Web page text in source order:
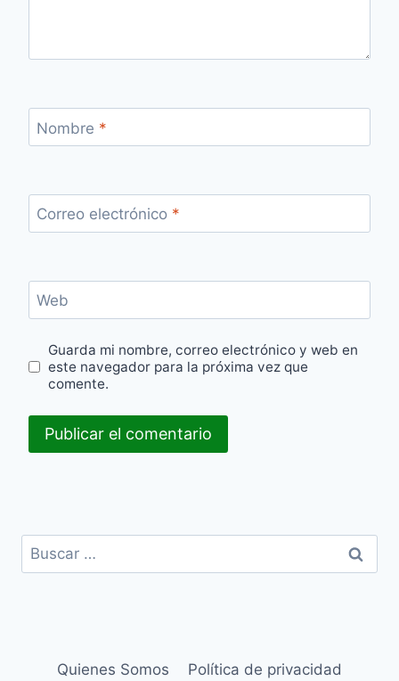
Nombre *
Correo electrónico *
Web
Guarda mi nombre, correo electrónico y web en
este navegador para la próxima vez que
comente.
Buscar:
Quienes Somos Política de privacidad